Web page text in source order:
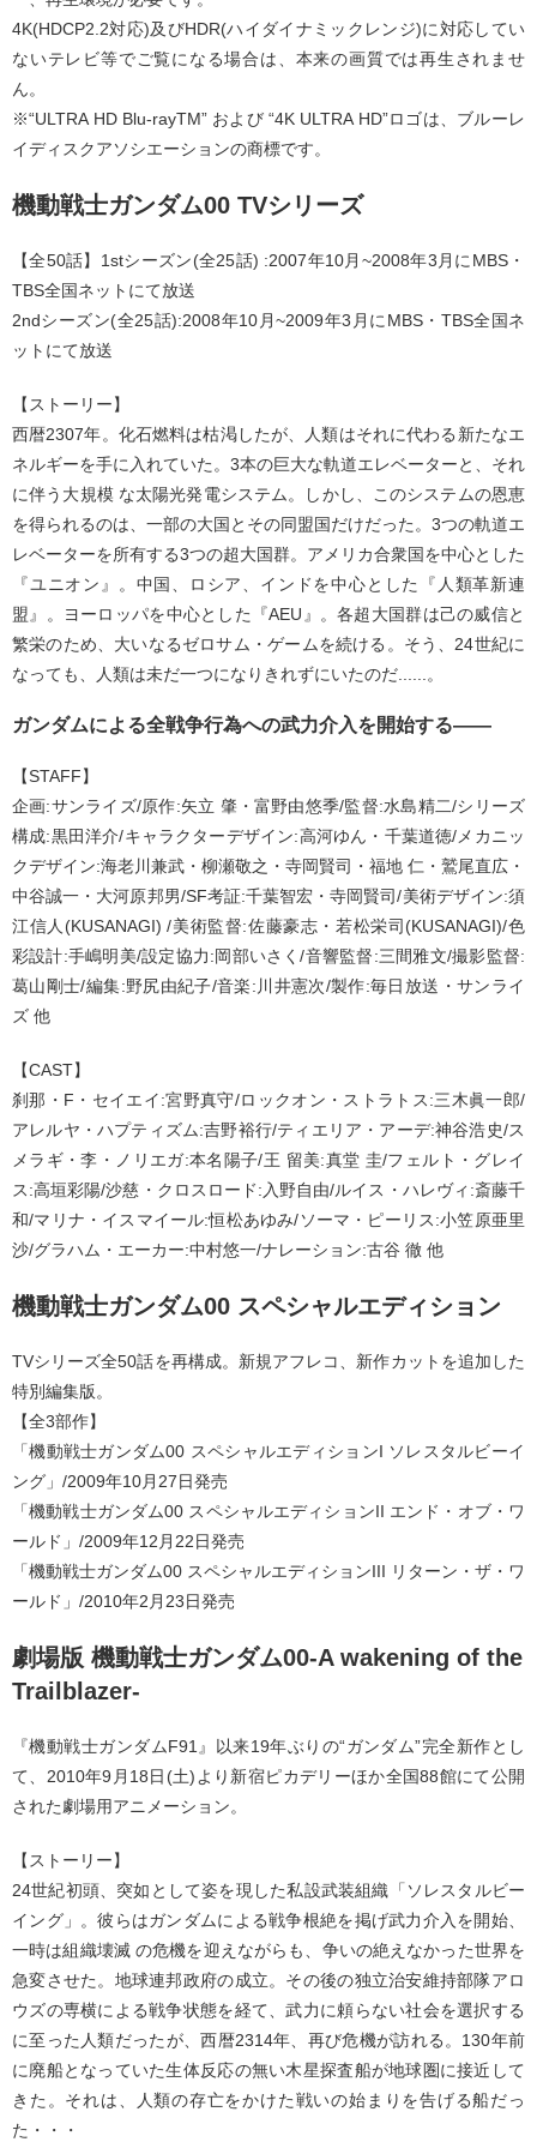
4K(HDCP2.2対応)及びHDR(ハイダイナミックレンジ)に対応してい
ないテレビ等でご覧になる場合は、本来の画質では再生されませ
ん。
※“ULTRA HD Blu-rayTM” および “4K ULTRA HD”ロゴは、ブルーレ
イディスクアソシエーションの商標です。
機動戦士ガンダム00 TVシリーズ
【全50話】1stシーズン(全25話) :2007年10月~2008年3月にMBS・
TBS全国ネットにて放送
2ndシーズン(全25話):2008年10月~2009年3月にMBS・TBS全国ネ
ットにて放送
【ストーリー】
西暦2307年。化石燃料は枯渇したが、人類はそれに代わる新たなエ
ネルギーを手に入れていた。3本の巨大な軌道エレベーターと、それ
に伴う大規模 な太陽光発電システム。しかし、このシステムの恩恵
を得られるのは、一部の大国とその同盟国だけだった。3つの軌道エ
レベーターを所有する3つの超大国群。アメリカ合衆国を中心とした
『ユニオン』。中国、ロシア、インドを中心とした『人類革新連
盟』。ヨーロッパを中心とした『AEU』。各超大国群は己の威信と
繁栄のため、大いなるゼロサム・ゲームを続ける。そう、24世紀に
なっても、人類は未だ一つになりきれずにいたのだ......。
ガンダムによる全戦争行為への武力介入を開始する――
【STAFF】
企画:サンライズ/原作:矢立 肇・富野由悠季/監督:水島精二/シリーズ
構成:黒田洋介/キャラクターデザイン:高河ゆん・千葉道徳/メカニッ
クデザイン:海老川兼武・柳瀬敬之・寺岡賢司・福地 仁・鷲尾直広・
中谷誠一・大河原邦男/SF考証:千葉智宏・寺岡賢司/美術デザイン:須
江信人(KUSANAGI) /美術監督:佐藤豪志・若松栄司(KUSANAGI)/色
彩設計:手嶋明美/設定協力:岡部いさく/音響監督:三間雅文/撮影監督:
葛山剛士/編集:野尻由紀子/音楽:川井憲次/製作:毎日放送・サンライ
ズ 他
【CAST】
刹那・F・セイエイ:宮野真守/ロックオン・ストラトス:三木眞一郎/
アレルヤ・ハプティズム:吉野裕行/ティエリア・アーデ:神谷浩史/ス
メラギ・李・ノリエガ:本名陽子/王 留美:真堂 圭/フェルト・グレイ
ス:高垣彩陽/沙慈・クロスロード:入野自由/ルイス・ハレヴィ:斎藤千
和/マリナ・イスマイール:恒松あゆみ/ソーマ・ピーリス:小笠原亜里
沙/グラハム・エーカー:中村悠一/ナレーション:古谷 徹 他
機動戦士ガンダム00 スペシャルエディション
TVシリーズ全50話を再構成。新規アフレコ、新作カットを追加した
特別編集版。
【全3部作】
「機動戦士ガンダム00 スペシャルエディションI ソレスタルビーイ
ング」/2009年10月27日発売
「機動戦士ガンダム00 スペシャルエディションII エンド・オブ・ワ
ールド」/2009年12月22日発売
「機動戦士ガンダム00 スペシャルエディションIII リターン・ザ・ワ
ールド」/2010年2月23日発売
劇場版 機動戦士ガンダム00-A wakening of the
Trailblazer-
『機動戦士ガンダムF91』以来19年ぶりの“ガンダム”完全新作とし
て、2010年9月18日(土)より新宿ピカデリーほか全国88館にて公開
された劇場用アニメーション。
【ストーリー】
24世紀初頭、突如として姿を現した私設武装組織「ソレスタルビー
イング」。彼らはガンダムによる戦争根絶を掲げ武力介入を開始、
一時は組織壊滅 の危機を迎えながらも、争いの絶えなかった世界を
急変させた。地球連邦政府の成立。その後の独立治安維持部隊アロ
ウズの専横による戦争状態を経て、武力に頼らない社会を選択する
に至った人類だったが、西暦2314年、再び危機が訪れる。130年前
に廃船となっていた生体反応の無い木星探査船が地球圏に接近して
きた。それは、人類の存亡をかけた戦いの始まりを告げる船だっ
た・・・